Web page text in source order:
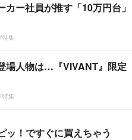
カー社員が推す「10万円台」
特集
場人物は…『VIVANT』限定
特集
ッ！ですぐに買えちゃう